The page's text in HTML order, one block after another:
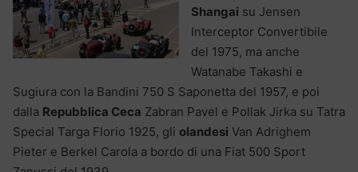
Shangai su Jensen
Interceptor Convertibile
del 1975, ma anche
Watanabe Takashi e
Sugiura con la Bandini 750 S Saponetta del 1957, e poi
dalla Repubblica Ceca Zabran Pavel e Pollak Jirka su Tatra
Special Targa Florio 1925, gli olandesi Van Adrighem
Pieter e Berkel Carola a bordo di una Fiat 500 Sport